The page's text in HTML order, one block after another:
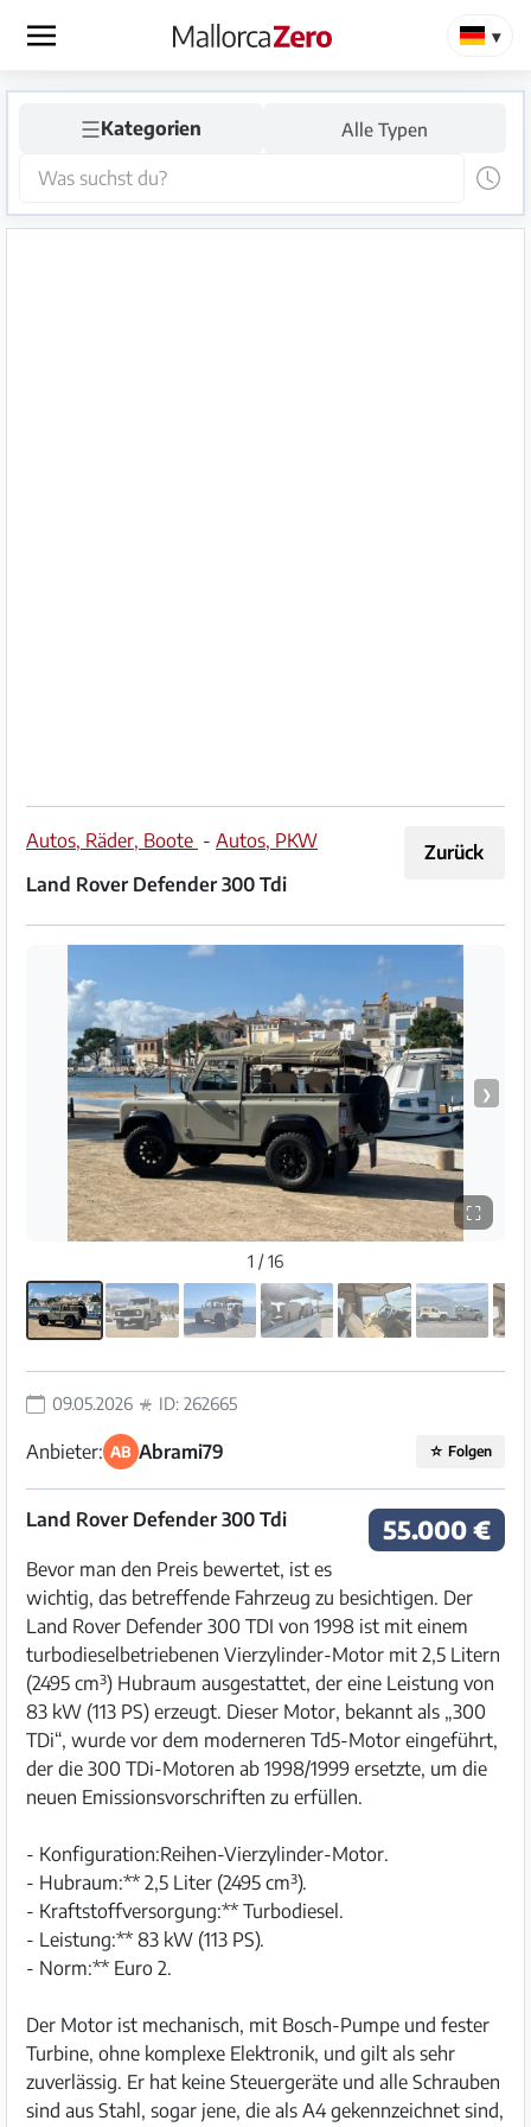
×
Startseite
Anzeige
aufgeben
Hilfe
FAQ
☰Kategorien Alle Typen
Zurück
Autos, Räder, Boote - Autos, PKW
Land Rover Defender 300 Tdi
❯
⛶
1 / 16
09.05.2026 ID: 262665
Anbieter: AB Abrami79 ☆ Folgen
55.000 €
Land Rover Defender 300 Tdi
Bevor man den Preis bewertet, ist es
wichtig, das betreffende Fahrzeug zu besichtigen. Der
Land Rover Defender 300 TDI von 1998 ist mit einem
turbodieselbetriebenen Vierzylinder-Motor mit 2,5 Litern
(2495 cm³) Hubraum ausgestattet, der eine Leistung von
83 kW (113 PS) erzeugt. Dieser Motor, bekannt als „300
TDi“, wurde vor dem moderneren Td5-Motor eingeführt,
der die 300 TDi-Motoren ab 1998/1999 ersetzte, um die
neuen Emissionsvorschriften zu erfüllen.
- Konfiguration:Reihen-Vierzylinder-Motor.
- Hubraum:** 2,5 Liter (2495 cm³).
- Kraftstoffversorgung:** Turbodiesel.
- Leistung:** 83 kW (113 PS).
- Norm:** Euro 2.
Der Motor ist mechanisch, mit Bosch-Pumpe und fester
Turbine, ohne komplexe Elektronik, und gilt als sehr
zuverlässig. Er hat keine Steuergeräte und alle Schrauben
sind aus Stahl, sogar jene, die als A4 gekennzeichnet sind,